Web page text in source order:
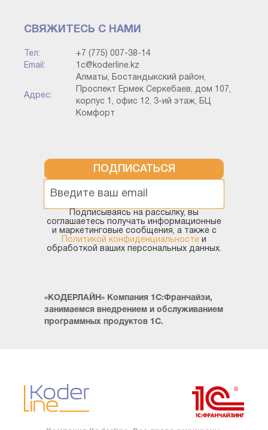
СВЯЖИТЕСЬ С НАМИ
Тел:
+7 (775) 007-38-14
Email:
1c@koderline.kz
Адрес:
Алматы, Бостандыкский район,
Проспект Ермек Серкебаев, дом 107,
корпус 1, офис 12, 3-ий этаж, БЦ
Комфорт
ПОДПИСАТЬСЯ
Подписываясь на рассылку, вы
соглашаетесь получать информационные
и маркетинговые сообщения, а также с
Политикой конфиденциальности и
обработкой ваших персональных данных.
«КОДЕРЛАЙН» Компания 1С:Франчайзи,
занимаемся внедрением и обслуживанием
программных продуктов 1С.